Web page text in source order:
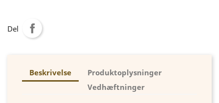
Del
Beskrivelse
Produktoplysninger
Vedhæftninger